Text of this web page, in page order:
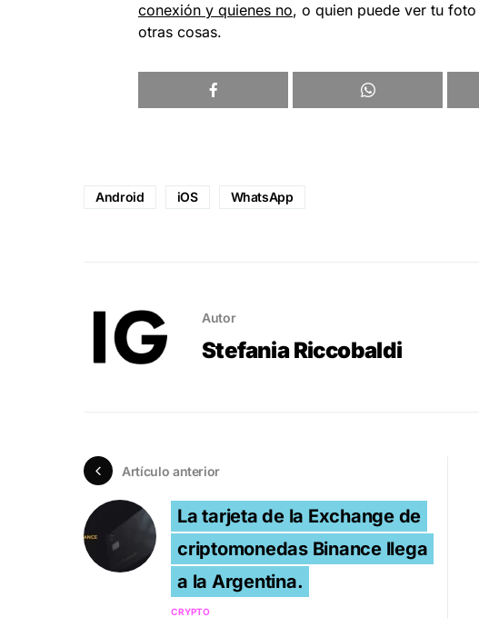
conexión y quienes no, o quien puede ver tu
otras cosas.
Android iOS WhatsApp
Autor
Stefania Riccobaldi
Artículo anterior
La tarjeta de la Exchange de
criptomonedas Binance llega
a la Argentina.
CRYPTO